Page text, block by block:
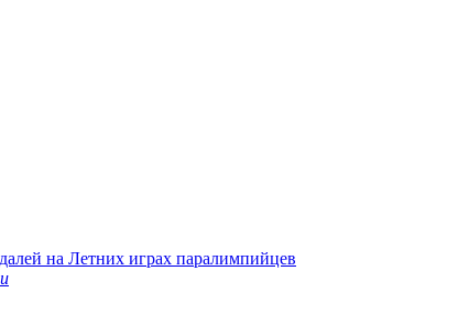
на Летних играх паралимпийцев